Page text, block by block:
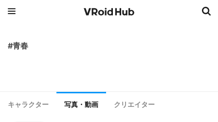
#青春
キャラクター 写真・動画 クリエイター